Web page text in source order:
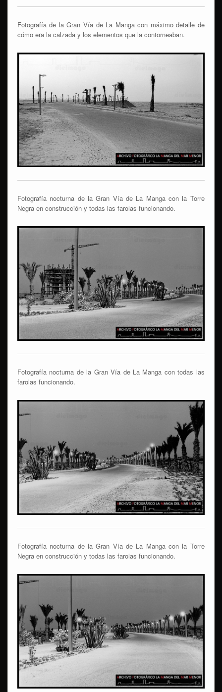
Fotografía de la Gran Vía de La Manga con máximo detalle de
cómo era la calzada y los elementos que la contorneaban.
Fotografía nocturna de la Gran Vía de La Manga con la Torre
Negra en construcción y todas las farolas funcionando.
Fotografía nocturna de la Gran Vía de La Manga con todas las
farolas funcionando.
Fotografía nocturna de la Gran Vía de La Manga con la Torre
Negra en construcción y todas las farolas funcionando.